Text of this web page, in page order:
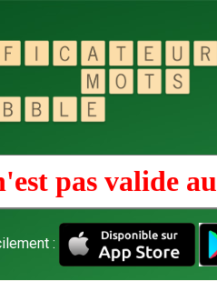
pas valide au
: